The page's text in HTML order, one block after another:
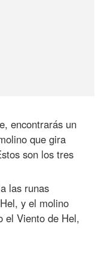
encontrarás un
que gira
son los tres
las runas
y el molino
el Viento de Hel,